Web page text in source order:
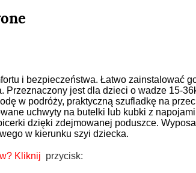
i bezpieczeństwa. Łatwo zainstalować
jest dla dzieci o wadze 15-
w podróży, praktyczną szufladkę na
uchwyty na butelki lub kubki z
dzięki zdejmowanej poduszce.
w kierunku szyi dziecka.
Kliknij przycisk: